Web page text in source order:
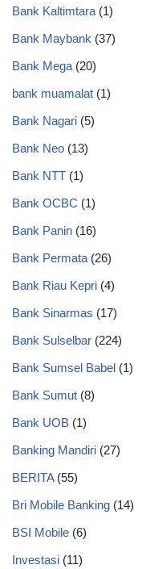
Bank Kaltimtara (1)
Bank Maybank (37)
Bank Mega (20)
bank muamalat (1)
Bank Nagari (5)
Bank Neo (13)
Bank NTT (1)
Bank OCBC (1)
Bank Panin (16)
Bank Permata (26)
Bank Riau Kepri (4)
Bank Sinarmas (17)
Bank Sulselbar (224)
Bank Sumsel Babel (1)
Bank Sumut (8)
Bank UOB (1)
Banking Mandiri (27)
BERITA(55)
Bri Mobile Banking (14)
BSI Mobile (6)
Investasi (11)